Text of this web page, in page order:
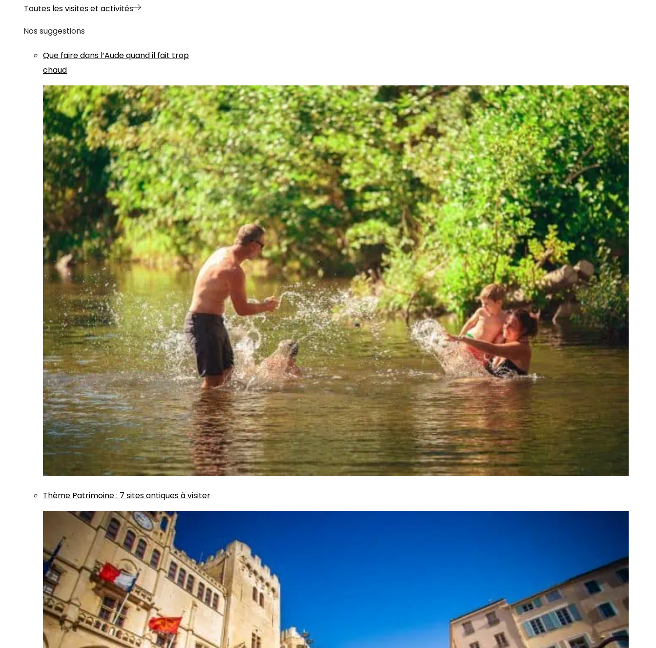
Toutes les visites et activités
Nos suggestions
Que faire dans l’Aude quand il fait trop
chaud
Thème Patrimoine: 7 sites antiques à visiter